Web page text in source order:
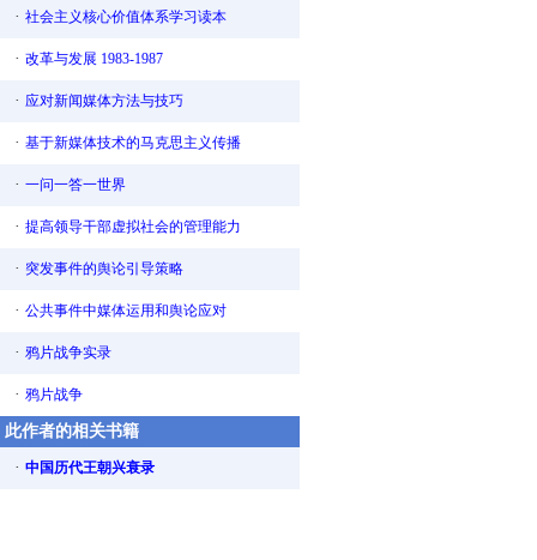
· 社会主义核心价值体系学习读本
· 改革与发展 1983-1987
· 应对新闻媒体方法与技巧
· 基于新媒体技术的马克思主义传播
· 一问一答一世界
· 提高领导干部虚拟社会的管理能力
· 突发事件的舆论引导策略
· 公共事件中媒体运用和舆论应对
· 鸦片战争实录
· 鸦片战争
此作者的相关书籍
· 中国历代王朝兴衰录